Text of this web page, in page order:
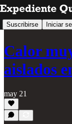
Suscribirse Iniciar
Calor
aislados
may 21